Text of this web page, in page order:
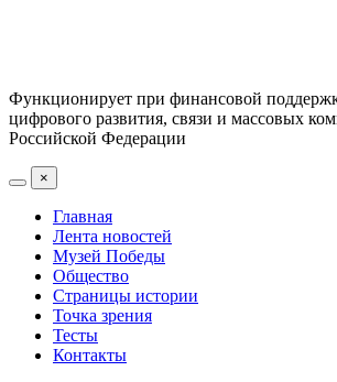
Функционирует при финансовой
цифрового развития, связи и массовых
Российской Федерации
×
Главная
Лента новостей
Музей Победы
Общество
Страницы истории
Точка зрения
Тесты
Контакты